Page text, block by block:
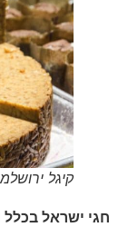
קיגל ירושלמי
חגי ישראל בכלל